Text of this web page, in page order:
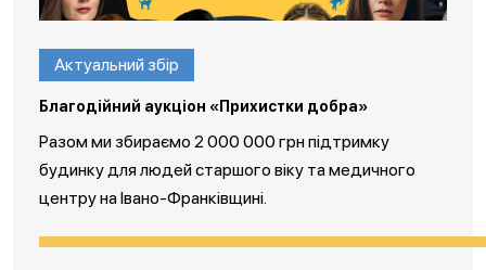
Актуальний збір
Благодійний аукціон «Прихистки добра»
Разом ми збираємо 2 000 000 грн підтримку
будинку для людей старшого віку та медичного
центру на Івано-Франківщині.